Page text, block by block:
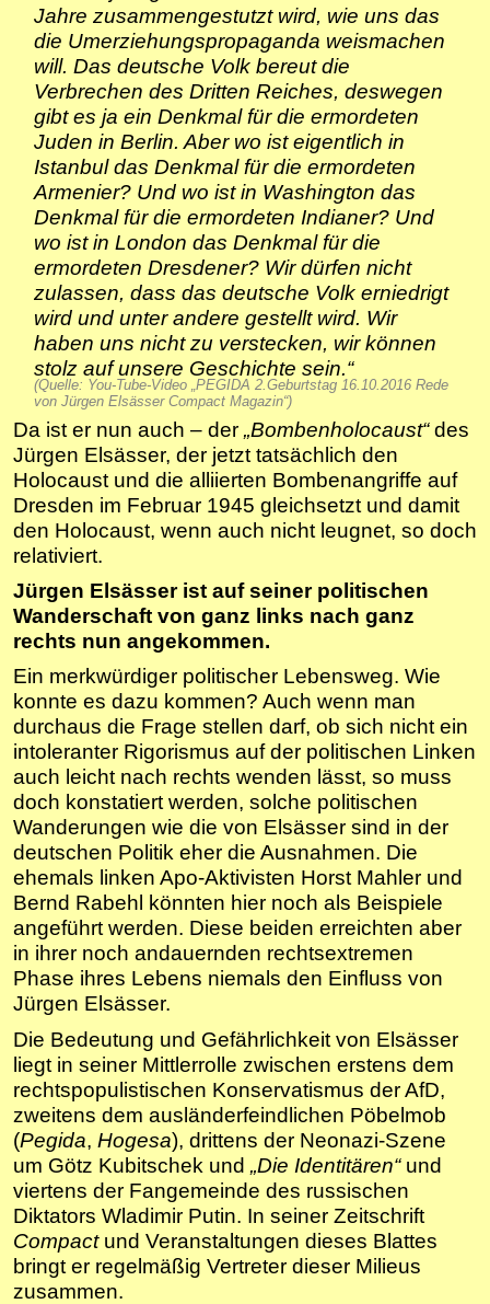
Jahre zusammengestutzt wird, wie uns das
die Umerziehungspropaganda weismachen
will. Das deutsche Volk bereut die
Verbrechen des Dritten Reiches, deswegen
gibt es ja ein Denkmal für die ermordeten
Juden in Berlin. Aber wo ist eigentlich in
Istanbul das Denkmal für die ermordeten
Armenier? Und wo ist in Washington das
Denkmal für die ermordeten Indianer? Und
wo ist in London das Denkmal für die
ermordeten Dresdener? Wir dürfen nicht
zulassen, dass das deutsche Volk erniedrigt
wird und unter andere gestellt wird. Wir
haben uns nicht zu verstecken, wir können
stolz auf unsere Geschichte sein.“
(Quelle: You-Tube-Video „PEGIDA 2.Geburtstag 16.10.2016 Rede
von Jürgen Elsässer Compact Magazin“)
Da ist er nun auch – der „Bombenholocaust“des
Jürgen Elsässer, der jetzt tatsächlich den
Holocaust und die alliierten Bombenangriffe auf
Dresden im Februar 1945 gleichsetzt und damit
den Holocaust, wenn auch nicht leugnet, so doch
relativiert.
Jürgen Elsässer ist auf seiner politischen
Wanderschaft von ganz links nach ganz
rechts nun angekommen.
Ein merkwürdiger politischer Lebensweg. Wie
konnte es dazu kommen? Auch wenn man
durchaus die Frage stellen darf, ob sich nicht ein
intoleranter Rigorismus auf der politischen Linken
auch leicht nach rechts wenden lässt, so muss
doch konstatiert werden, solche politischen
Wanderungen wie die von Elsässer sind in der
deutschen Politik eher die Ausnahmen. Die
ehemals linken Apo-Aktivisten Horst Mahler und
Bernd Rabehl könnten hier noch als Beispiele
angeführt werden. Diese beiden erreichten aber
in ihrer noch andauernden rechtsextremen
Phase ihres Lebens niemals den Einfluss von
Jürgen Elsässer.
Die Bedeutung und Gefährlichkeit von Elsässer
liegt in seiner Mittlerrolle zwischen erstens dem
rechtspopulistischen Konservatismus der AfD,
zweitens dem ausländerfeindlichen Pöbelmob
(Pegida, Hogesa), drittens der Neonazi-Szene
um Götz Kubitschek und „Die Identitären“und
viertens der Fangemeinde des russischen
Diktators Wladimir Putin. In seiner Zeitschrift
Compactund Veranstaltungen dieses Blattes
bringt er regelmäßig Vertreter dieser Milieus
zusammen.